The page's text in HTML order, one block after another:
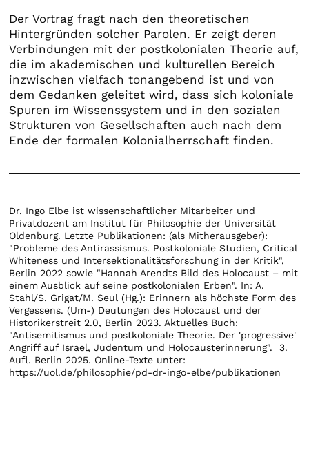
Der Vortrag fragt nach den theoretischen
Hintergründen solcher Parolen. Er zeigt deren
Verbindungen mit der postkolonialen Theorie auf,
die im akademischen und kulturellen Bereich
inzwischen vielfach tonangebend ist und von
dem Gedanken geleitet wird, dass sich koloniale
Spuren im Wissenssystem und in den sozialen
Strukturen von Gesellschaften auch nach dem
Ende der formalen Kolonialherrschaft finden.
Dr. Ingo Elbe ist wissenschaftlicher Mitarbeiter und
Privatdozent am Institut für Philosophie der Universität
Oldenburg. Letzte Publikationen: (als Mitherausgeber):
"Probleme des Antirassismus. Postkoloniale Studien, Critical
Whiteness und Intersektionalitätsforschung in der Kritik",
Berlin 2022 sowie "Hannah Arendts Bild des Holocaust – mit
einem Ausblick auf seine postkolonialen Erben". In: A.
Stahl/S. Grigat/M. Seul (Hg.): Erinnern als höchste Form des
Vergessens. (Um-) Deutungen des Holocaust und der
Historikerstreit 2.0, Berlin 2023. Aktuelles Buch:
"Antisemitismus und postkoloniale Theorie. Der 'progressive'
Angriff auf Israel, Judentum und Holocausterinnerung". 3.
Aufl. Berlin 2025. Online-Texte unter:
https://uol.de/philosophie/pd-dr-ingo-elbe/publikationen